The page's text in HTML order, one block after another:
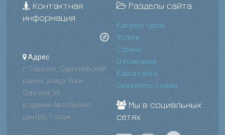
Контактная
информация
Адрес
г. Ташкент, Сергелийский
район, улица Янги
Сергели, 56
в здании Автобизнес
центра, 1 этаж
Разделы сайта
Каталог туров
Услуги
Страны
О компании
Карта сайта
Свяжитесь с нами
Мы в социальных
сетях